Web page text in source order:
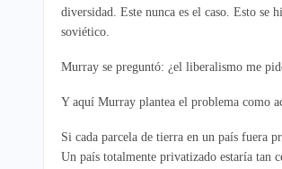
diversidad. Este nunca es el caso. Esto se
soviético.
Murray se preguntó: ¿el liberalismo me
Y aquí Murray plantea el problema como
Si cada parcela de tierra en un país fuera
Un país totalmente privatizado estaría tan